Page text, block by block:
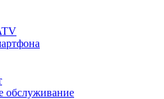
обслуживание